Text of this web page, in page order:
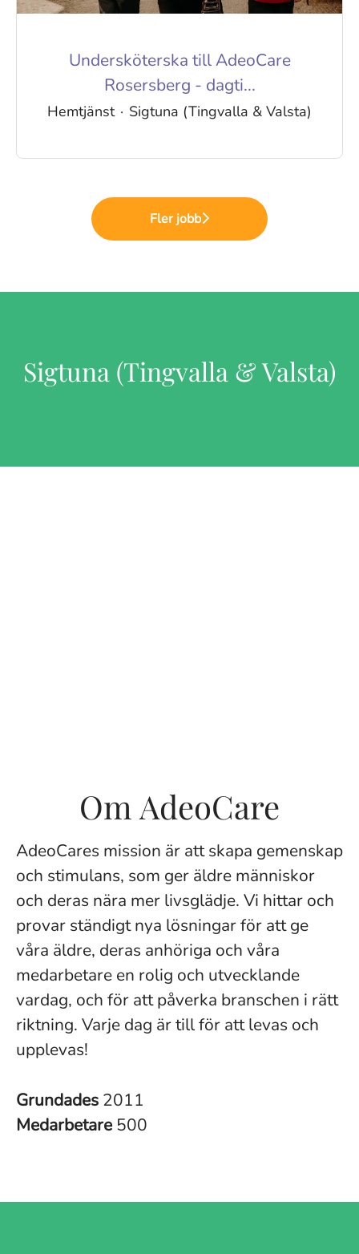
Undersköterska till AdeoCare
Rosersberg - dagti...
Hemtjänst · Sigtuna (Tingvalla & Valsta)
Fler jobb
Sigtuna (Tingvalla & Valsta)
Om AdeoCare
AdeoCares mission är att skapa gemenskap
och stimulans, som ger äldre människor
och deras nära mer livsglädje. Vi hittar och
provar ständigt nya lösningar för att ge
våra äldre, deras anhöriga och våra
medarbetare en rolig och utvecklande
vardag, och för att påverka branschen i rätt
riktning. Varje dag är till för att levas och
upplevas!
Grundades 2011
Medarbetare500